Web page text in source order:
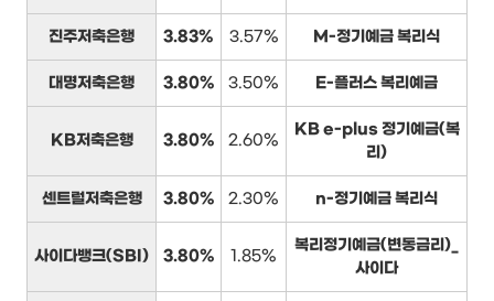
진주저축은행 3.83% 3.57% M-정기예금 복리식
대명저축은행 3.80% 3.50% E-플러스 복리예금
KB저축은행 3.80% 2.60%
KB e-plus 정기예금(복
리)
센트럴저축은행 3.80% 2.30% n-정기예금 복리식
사이다뱅크(SBI) 3.80% 1.85%
복리정기예금(변동금리)_
사이다